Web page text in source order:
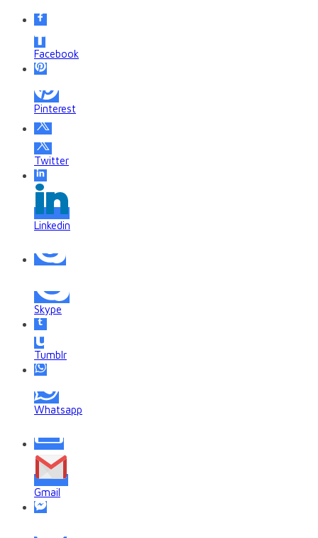
Facebook
Pinterest
Twitter
Linkedin
Skype
Tumblr
Whatsapp
Gmail